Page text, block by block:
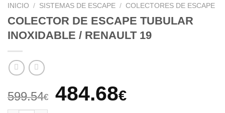
INICIO / SISTEMAS DE ESCAPE / COLECTORES DE ESCAPE
COLECTOR DE ESCAPE TUBULAR
INOXIDABLE / RENAULT 19
599.54€
El
484.68€El